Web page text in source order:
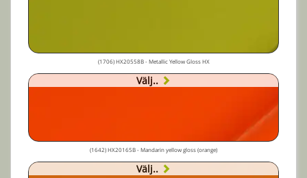
(1706) HX20558B - Metallic Yellow Gloss HX
Välj..
(1642) HX20165B - Mandarin yellow gloss (orange)
Välj..